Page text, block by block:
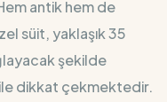
antik hem de
süit, yaklaşık 35
şekilde
ile dikkat çekmektedir.